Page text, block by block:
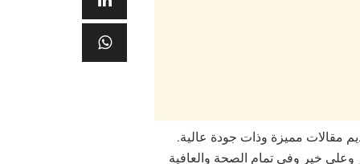
مقالات مميزة وذات جودة عالية.
وعلى خير وفي تمام الصحة والعافية